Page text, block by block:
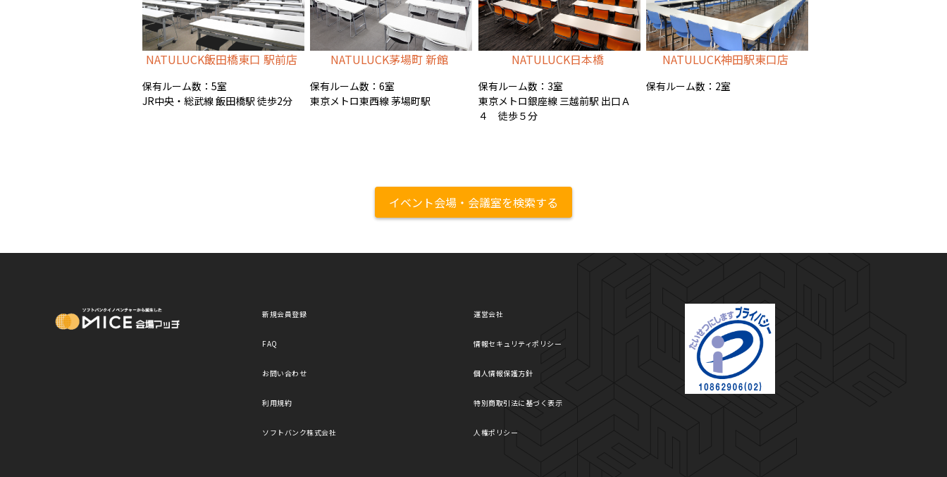
NATULUCK飯田橋東口 駅前店
保有ルーム数：5室
JR中央・総武線 飯田橋駅 徒歩2分
NATULUCK茅場町 新館
保有ルーム数：6室
東京メトロ東西線 茅場町駅
NATULUCK日本橋
保有ルーム数：3室
東京メトロ銀座線 三越前駅 出口Ａ
４ 徒歩５分
NATULUCK神田駅東口店
保有ルーム数：2室
イベント会場・会議室を検索する
新規会員登録
FAQ
お問い合わせ
利用規約
ソフトバンク株式会社
運営会社
情報セキュリティポリシー
個人情報保護方針
特別商取引法に基づく表示
人権ポリシー